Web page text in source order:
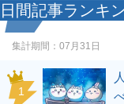
日間記事ランキ
集計期間： 07月31日
1